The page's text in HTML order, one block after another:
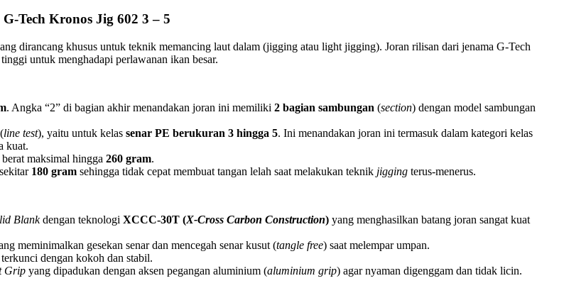
G-Tech Kronos Jig 602 3 – 5
dirancang khusus untuk teknik memancing laut dalam (jigging atau light jigging). Joran rilisan dari jenama G-Tech
untuk menghadapi perlawanan ikan besar.
. Angka “2” di bagian akhir menandakan joran ini memiliki 2 bagian sambungan (section) dengan model sambungan
line test), yaitu untuk kelas senar PE berukuran 3 hingga 5. Ini menandakan joran ini termasuk dalam kategori kelas
kuat.
maksimal hingga 260 gram.
180 gram sehingga tidak cepat membuat tangan lelah saat melakukan teknik jigging terus-menerus.
Blankdengan teknologi XCCC-30T (X-Cross Carbon Construction) yang menghasilkan batang joran sangat kuat
meminimalkan gesekan senar dan mencegah senar kusut (tangle free) saat melempar umpan.
dengan kokoh dan stabil.
Grip yang dipadukan dengan aksen pegangan aluminium (aluminium grip) agar nyaman digenggam dan tidak licin.